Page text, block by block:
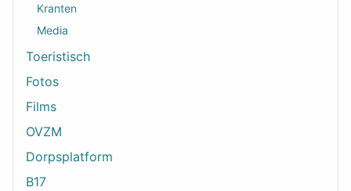
Kranten
Media
Toeristisch
Fotos
Films
OVZM
Dorpsplatform
B17